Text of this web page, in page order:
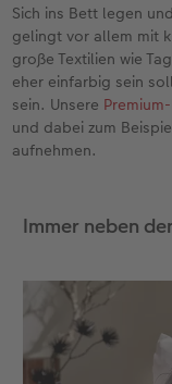
Sich ins Bett legen
gelingt vor allem mit
große Textilien wie
eher einfarbig sein
sein. Unsere
und dabei zum
aufnehmen.
Immer neben